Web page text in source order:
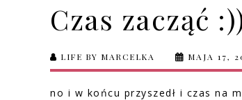
Czas zacząć
LIFE BY MARCELKA MAJA 17,
no i w końcu przyszedł i czas na